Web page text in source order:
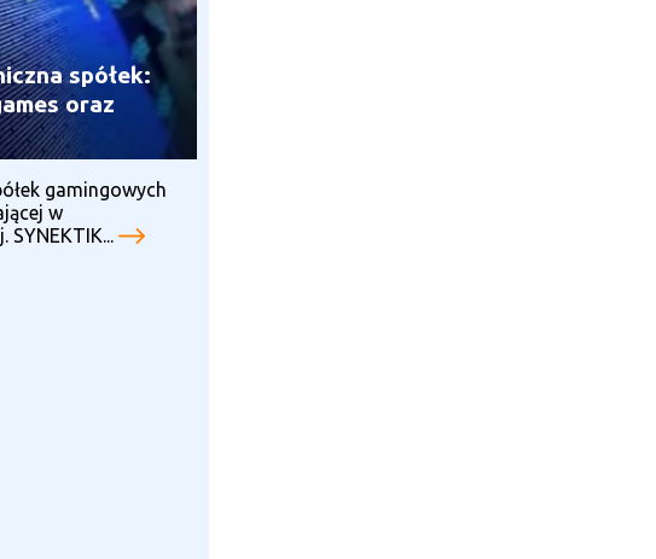
spółek:
oraz
gamingowych
w
SYNEKTIK...